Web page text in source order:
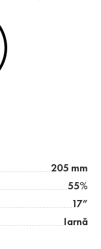
205 mm
55%
17”
Iarnă